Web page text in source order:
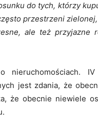
do tych, którzy
przestrzeni
ale też przyjazne
IV
jest zdania, że
że obecnie niewiele